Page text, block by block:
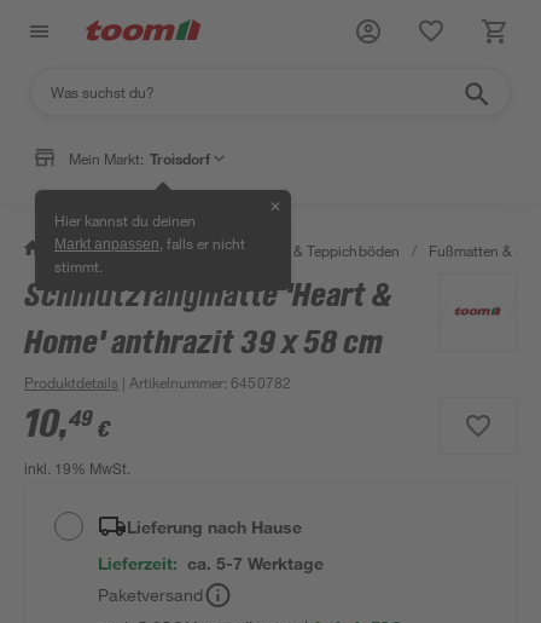
Mein Markt: Troisdorf
Hier kannst du deinen
Markt anpassen , falls er nicht
stimmt.
✕
/ Wohnen & Haushalt / Teppiche & Teppichböden / Fußmatten &
Schmutzfangmatte 'Heart &
Home' anthrazit 39 x 58 cm
Produktdetails | Artikelnummer:6450782
10,49 €
inkl. 19% MwSt.
Lieferung nach Hause
Lieferzeit: ca. 5-7 Werktage
Paketversand